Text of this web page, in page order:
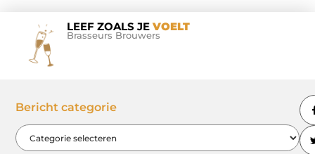
LEEF ZOALS JE VOELT
Brasseurs Brouwers
Bericht categorie